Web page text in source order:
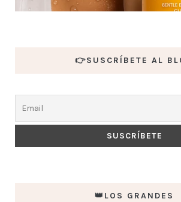
👉SUSCRÍBETE AL
👑LOS GRANDES